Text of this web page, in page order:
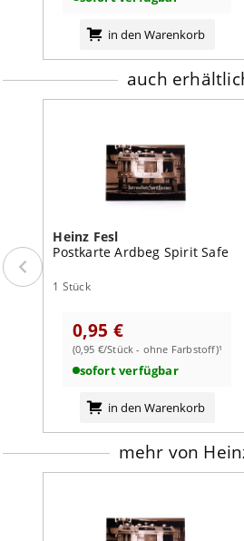
weiterlesen auf der
in den Warenkorb
auch
Heinz Fesl
Postkarte Ardbeg Spirit Safe
1 Stück
0,95 €
(0,95 €/Stück - ohne Farbstoff)¹
sofort verfügbar
in den Warenkorb
mehr von